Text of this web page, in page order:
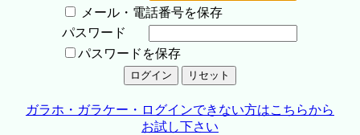
メール・電話番号を保存
パスワード
パスワードを保存
ガラホ・ガラケー・ログインできない方はこちらから
お試し下さい